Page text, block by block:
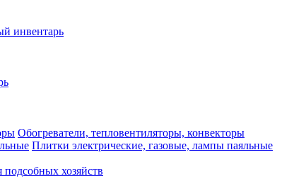
инвентарь
Обогреватели, тепловентиляторы, конвекторы
Плитки электрические, газовые, лампы паяльные
подсобных хозяйств